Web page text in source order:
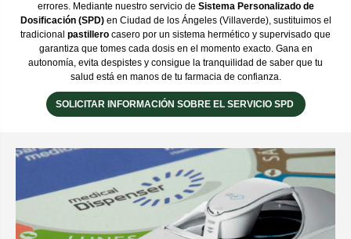
errores. Mediante nuestro servicio de Sistema Personalizado de
Dosificación (SPD)en Ciudad de los Ángeles (Villaverde), sustituimos el
tradicional pastillero casero por un sistema hermético y supervisado que
garantiza que tomes cada dosis en el momento exacto. Gana en
autonomía, evita despistes y consigue la tranquilidad de saber que tu
salud está en manos de tu farmacia de confianza.
SOLICITAR INFORMACIÓN SOBRE EL SERVICIO SPD